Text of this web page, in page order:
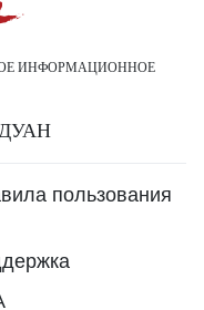
ИНФОРМАЦИОННОЕ
ДУАН
пользования